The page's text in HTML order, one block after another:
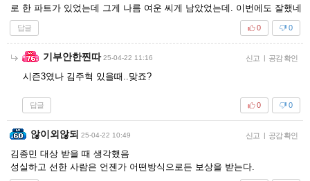
로 한 파트가 있었는데 그게 나름 여운 씨게 남았었는데. 이번에도 잘했네
답글 0
0
기부안한찐따 25-04-22 11:16 신고 | 공감 확인
시즌3였나 김주혁 있을때..맞죠?
답글 0
0
않이외않되 25-04-22 10:49 신고 | 공감 확인
김종민 대상 받을 때 생각했음
성실하고 선한 사람은 언젠가 어떤방식으로든 보상을 받는다.